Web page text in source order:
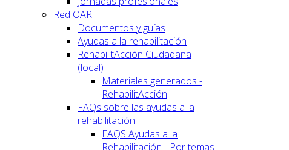
Red OAR
Documentos y guías
Ayudas a la rehabilitación
RehabilitAcción Ciudadana
(local)
Materiales generados -
RehabilitAcción
FAQs sobre las ayudas a la
rehabilitación
FAQS Ayudas a la
Rehabilitación - Por temas